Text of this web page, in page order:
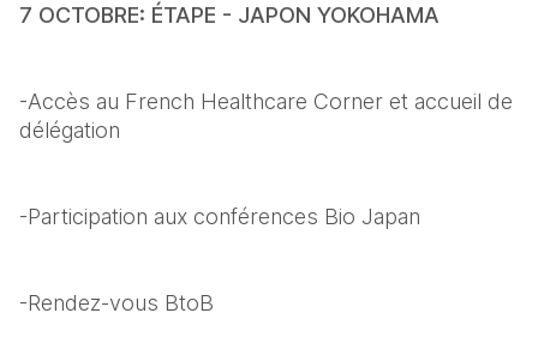
7 OCTOBRE: ÉTAPE - JAPON YOKOHAMA
-Accès au French Healthcare Corner et accueil de
délégation
-Participation aux conférences Bio Japan
-Rendez-vous BtoB